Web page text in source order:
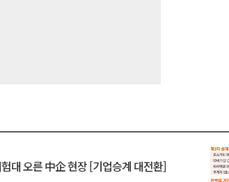
대 오른 中企 현장 [기업승계 대전환]